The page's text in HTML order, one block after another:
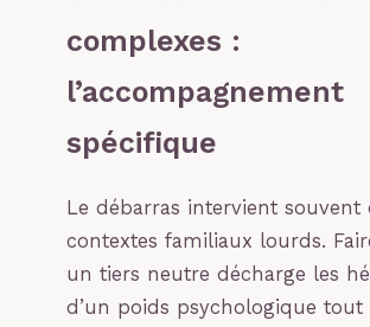
complexes :
l’accompagnement
spécifique
Le débarras intervient souvent
contextes familiaux lourds.
un tiers neutre décharge les
d’un poids psychologique tout